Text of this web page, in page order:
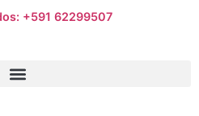
+591 62299507